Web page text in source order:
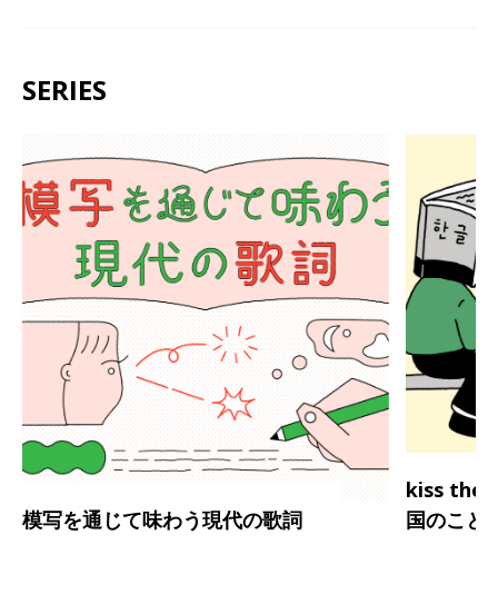
SERIES
模写を通じて味わう現代の歌詞
kiss the
国のこと